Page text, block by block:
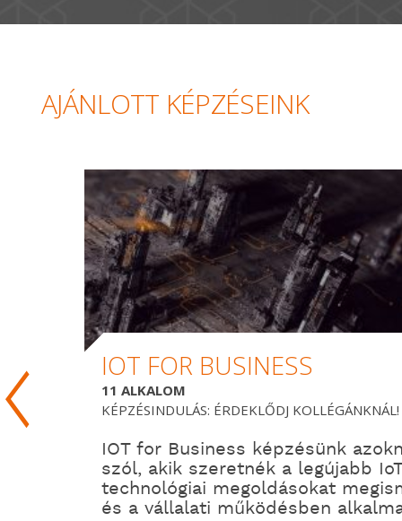
AJÁNLOTT KÉPZÉSEINK
IOT FOR BUSINESS
11 ALKALOM
KÉPZÉSINDULÁS: ÉRDEKLŐDJ KOLLÉGÁNKNÁL!
IOT for Business képzésünk
szól, akik szeretnék a legújabb IoT
technológiai megoldásokat
és a vállalati működésben